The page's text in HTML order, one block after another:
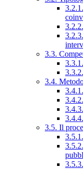
3.3.
3.4.
3.5. Il